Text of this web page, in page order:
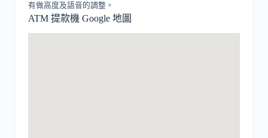
有做高度及語音的調整。
ATM 提款機 Google 地圖